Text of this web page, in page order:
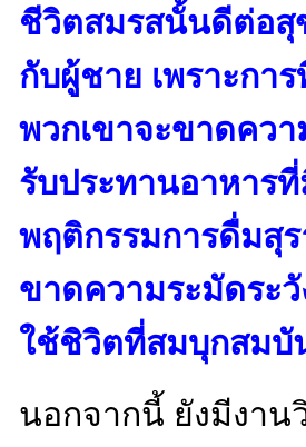
ชีวิตสมรสนั้นดีต่อสุ
กับผู้ชาย เพราะกา
พวกเขาจะขาดควา
รับประทานอาหาร
พฤติกรรมการดื่มสุ
ขาดความระมัดระ
ใช้ชิวิตที่สมบุกสมบั
นอกจากนี้ ยังมีงาน